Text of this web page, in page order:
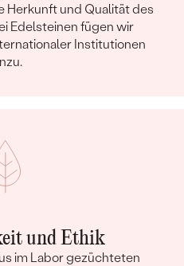
Herkunft und Qualität des
Edelsteinen fügen wir
Institutionen
und Ethik
im Labor gezüchteten